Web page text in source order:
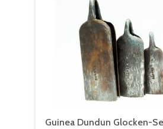
Guinea Dundun Glocken-